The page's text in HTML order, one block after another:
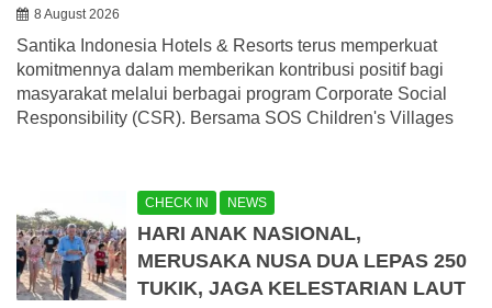
8 August 2026
Santika Indonesia Hotels & Resorts terus memperkuat
komitmennya dalam memberikan kontribusi positif bagi
masyarakat melalui berbagai program Corporate Social
Responsibility (CSR). Bersama SOS Children's Villages
CHECK IN NEWS
HARI ANAK NASIONAL,
MERUSAKA NUSA DUA LEPAS 250
TUKIK, JAGA KELESTARIAN LAUT